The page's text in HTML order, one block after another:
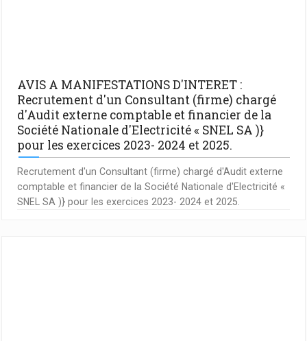
AVIS A MANIFESTATIONS D'INTERET :
Recrutement d'un Consultant (firme) chargé
d'Audit externe comptable et financier de la
Société Nationale d'Electricité « SNEL SA )}
pour les exercices 2023- 2024 et 2025.
Recrutement d'un Consultant (firme) chargé d'Audit externe
comptable et financier de la Société Nationale d'Electricité «
SNEL SA )} pour les exercices 2023- 2024 et 2025.